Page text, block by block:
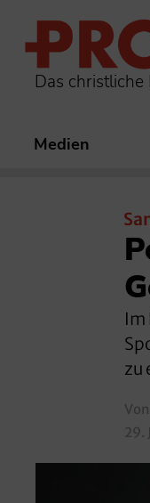
Das christliche
Medien
Im
zu
29.